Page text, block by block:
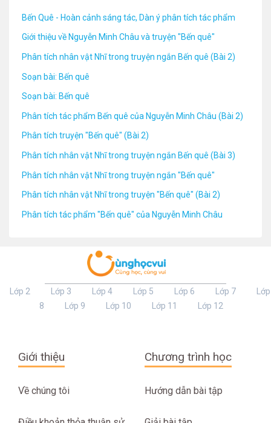
Bến Quê - Hoàn cảnh sáng tác, Dàn ý phân tích tác phẩm
Giới thiệu về Nguyễn Minh Châu và truyện "Bến quê"
Phân tích nhân vật Nhĩ trong truyện ngắn Bến quê (Bài 2)
Soạn bài: Bến quê
Soạn bài: Bến quê
Phân tích tác phẩm Bến quê của Nguyễn Minh Châu (Bài 2)
Phân tích truyện "Bến quê" (Bài 2)
Phân tích nhân vật Nhĩ trong truyện ngắn Bến quê (Bài 3)
Phân tích nhân vật Nhĩ trong truyện ngắn "Bến quê"
Phân tích nhân vật Nhĩ trong truyện "Bến quê" (Bài 2)
Phân tích tác phẩm "Bến quê" của Nguyễn Minh Châu
Lớp 2 Lớp 3 Lớp 4 Lớp 5 Lớp 6 Lớp 7
Lớp
8
Lớp 9 Lớp 10 Lớp 11 Lớp 12
Giới thiệu
Về chúng tôi
Chương trình học
Hướng dẫn bài tập